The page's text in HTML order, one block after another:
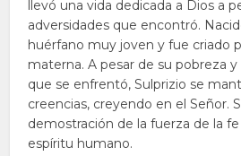
llevó una vida dedicada a Dios a
adversidades que encontró.
huérfano muy joven y fue criado
materna. A pesar de su pobreza y
que se enfrentó, Sulprizio se
creencias, creyendo en el Señor.
demostración de la fuerza de la
espíritu humano.